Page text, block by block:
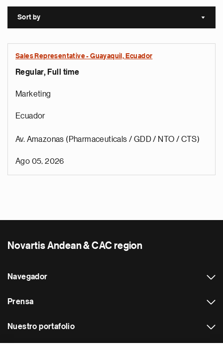
Sort by Sort
Sales Representative - Guayaquil, Ecuador
Regular, Full time
Marketing
Ecuador
Av. Amazonas (Pharmaceuticals / GDD / NTO / CTS)
Ago 05, 2026
Novartis Andean & CAC region
Navegador
Prensa
Nuestro portafolio